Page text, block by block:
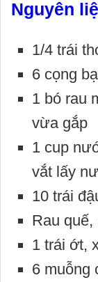
Nguyên
1/4 trái
6 cọng
1 bó rau
vừa gắp
1 cup
vắt lấy
10 trái
Rau
1 trái ớt,
6 muỗng